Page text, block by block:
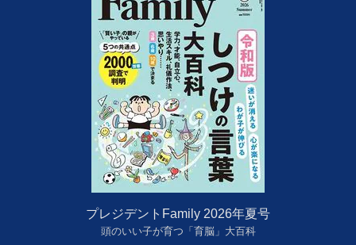
プレジデントFamily 2026年夏号
頭のいい子が育つ「育脳」大百科